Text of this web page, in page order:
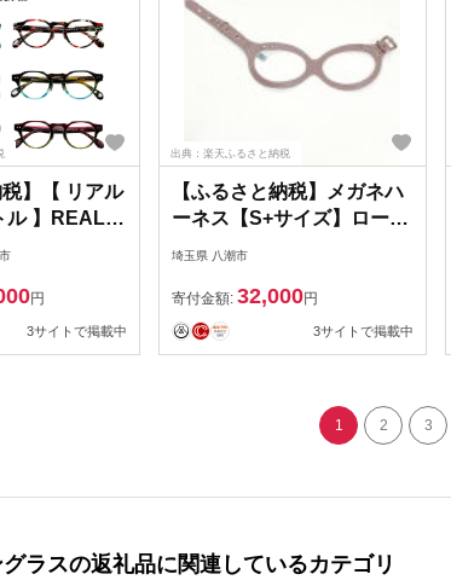
税】【 リアル
ル 】REAL
伍 度無しブ
眼鏡 メガ
産 鯖江製
円
3サイトで掲載中
出典：楽天ふるさと納税
【ふるさと納税】メガネハ
ーネス【S+サイズ】ローズ
グレージュ(本革製)kazama
埼玉県 八潮市
寄付金額:32,000円
3サイトで掲載中
1 2 3
ラスの返礼品に関連しているカテゴリ